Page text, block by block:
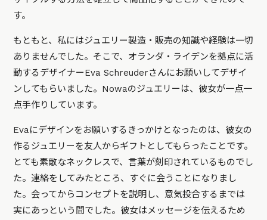
す。
もともと、私にはジュエリー製造・販売の知識や経験は一切
ありませんでした。そこで、オランダ・ライデンを拠点に活
動するデザイナーEva Schreuderさんにお願いしてデザイ
ンしてもらいました。Nowaのジュエリーは、彼女が一点一
点手作りしています。
Evaにデザインをお願いするきっかけとなったのは、彼女の
作るジュエリーを友人からギフトとしてもらったことです。
とても素敵なネックレスで、言葉が刻印されているものでし
た。連絡をしてみたところ、すぐに会うことになりまし
た。会ってからコンセプトを説明し、意気投合するまでは
実にあっという間でした。彼女はメッセージを伝えるため